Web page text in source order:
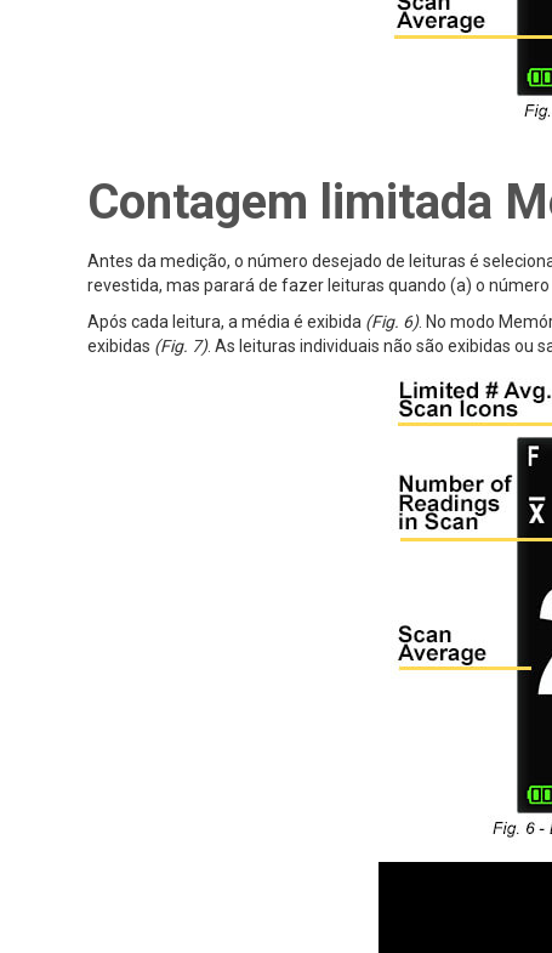
Contagem limitada
Antes da medição, o número desejado de leituras é
revestida, mas parará de fazer leituras quando (a) o
Após cada leitura, a média é exibida (Fig. 6). No modo
exibidas (Fig. 7). As leituras individuais não são exibidas ou